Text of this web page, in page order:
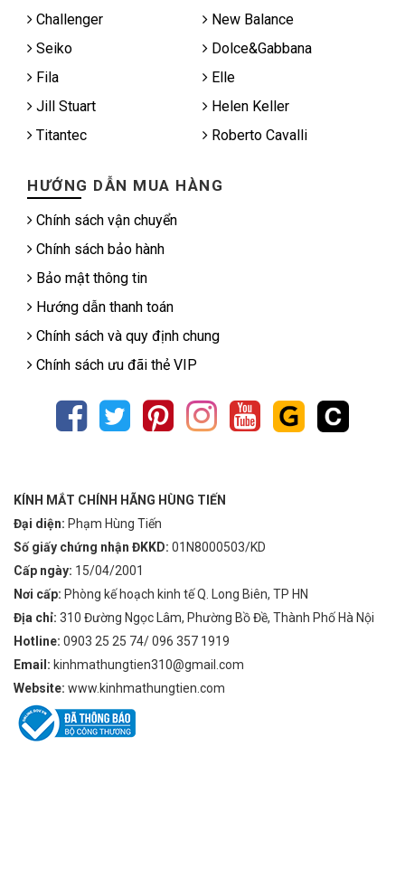
Challenger
New Balance
Seiko
Dolce&Gabbana
Fila
Elle
Jill Stuart
Helen Keller
Titantec
Roberto Cavalli
HƯỚNG DẪN MUA HÀNG
Chính sách vận chuyển
Chính sách bảo hành
Bảo mật thông tin
Hướng dẫn thanh toán
Chính sách và quy định chung
Chính sách ưu đãi thẻ VIP
KÍNH MẮT CHÍNH HÃNG HÙNG TIẾN
Đại diện: Phạm Hùng Tiến
Số giấy chứng nhận ĐKKD: 01N8000503/KD
Cấp ngày: 15/04/2001
Nơi cấp: Phòng kế hoạch kinh tế Q. Long Biên, TP HN
Địa chỉ: 310 Đường Ngọc Lâm, Phường Bồ Đề, Thành Phố Hà Nội
Hotline: 0903 25 25 74/ 096 357 1919
Email: kinhmathungtien310@gmail.com
Website: www.kinhmathungtien.com